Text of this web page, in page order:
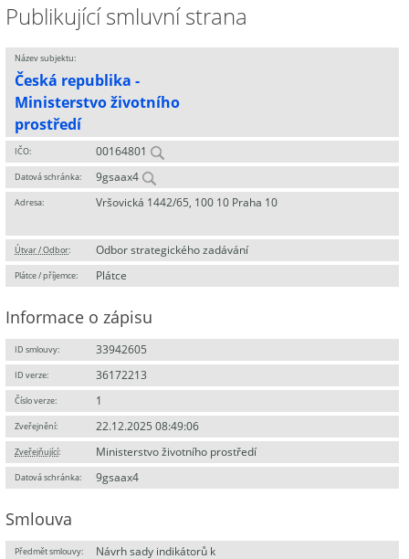
Publikující smluvní strana
Název subjektu:
Česká republika -
Ministerstvo životního
prostředí
IČO: 00164801
Datová schránka: 9gsaax4
Adresa: Vršovická 1442/65, 100 10 Praha 10
Útvar / Odbor: Odbor strategického zadávání
Plátce / příjemce: Plátce
Informace o zápisu
ID smlouvy: 33942605
ID verze: 36172213
Číslo verze: 1
Zveřejnění: 22.12.2025 08:49:06
Zveřejňující: Ministerstvo životního prostředí
Datová schránka: 9gsaax4
Smlouva
Předmět smlouvy:
Návrh sady indikátorů k